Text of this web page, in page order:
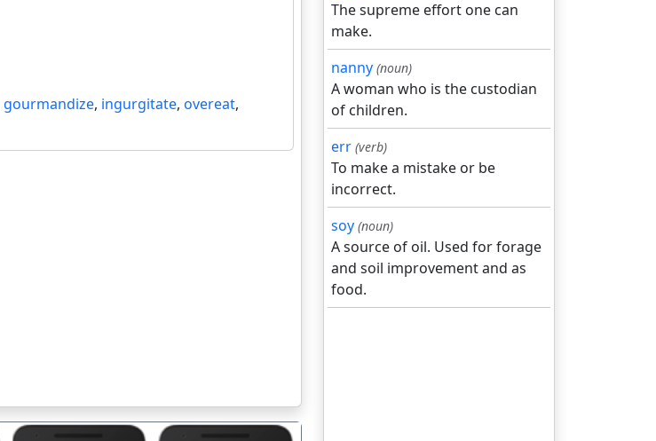
gourmandize, ingurgitate, overeat,
The supreme effort one can
make.
nanny (noun)
A woman who is the custodian
of children.
err (verb)
To make a mistake or be
incorrect.
soy (noun)
A source of oil. Used for forage
and soil improvement and as
food.